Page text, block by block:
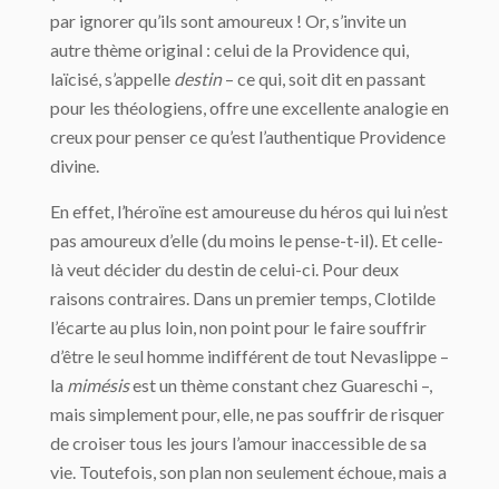
par ignorer qu’ils sont amoureux ! Or, s’invite un
autre thème original : celui de la Providence qui,
laïcisé, s’appelle destin– ce qui, soit dit en passant
pour les théologiens, offre une excellente analogie en
creux pour penser ce qu’est l’authentique Providence
divine.
En effet, l’héroïne est amoureuse du héros qui lui n’est
pas amoureux d’elle (du moins le pense-t-il). Et celle-
là veut décider du destin de celui-ci. Pour deux
raisons contraires. Dans un premier temps, Clotilde
l’écarte au plus loin, non point pour le faire souffrir
d’être le seul homme indifférent de tout Nevaslippe –
la mimésisest un thème constant chez Guareschi –,
mais simplement pour, elle, ne pas souffrir de risquer
de croiser tous les jours l’amour inaccessible de sa
vie. Toutefois, son plan non seulement échoue, mais a